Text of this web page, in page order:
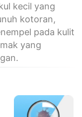
kecil yang
kotoran,
pada kulit
yang